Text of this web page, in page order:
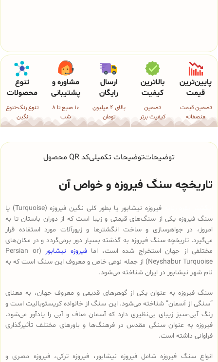
پایین‌ترین
قیمت
تضمین قیمت
منصفانه
بالاترین
کیفیت
تضمین
کیفیت برتر
ارسال
رایگان
بالای 4 میلیون
تومان
مشاوره و
پشتیبانی
10 صبح تا 8
شب
تنوع
محصولات
تنوع رنگ-تنوع
نگین
توضیحاتتوضیحات تکمیلیکد QR محصول
تاریخچه سنگ فیروزه و خواص آن
فیروزه نیشابور یا بطور کلی نگین فیروزه (Turquoise) یا
سنگ فیروزه یکی از سنگ‌های قیمتی و زیبا است که از دوران باستان تا به
امروز، در جواهرسازی و ساخت انگشترها و زیورآلات مورد استفاده قرار
می‌گیرد. تاریخچه سنگ فیروزه به گذشته بسیار دور برمی‌گردد و در مکان‌های
مختلفی از جهان استخراج شده است، امافیروزه نیشابور
(Persian or
Neyshabur Turquoise) از جمله نوعی خاص و معروف این سنگ است که به
نام شهر نیشابور در ایران شناخته می‌شود.
سنگ فیروزه به عنوان یکی از گوهرهای قدیمی و معروف جهان، به معنای
“سنگی از آسمان” شناخته می‌شود. این سنگ از خانواده کریستوبالیت است و
رنگ آبی-سبز زیبای بی‌نظیری دارد که آسمان صاف و آبی را یادآور می‌شود.
فیروزه به عنوان سنگی مقدس در فرهنگ‌ها و باورهای مختلف تأثیرگذاری
فراوانی داشته است.
انواع سنگ فیروزه شامل فیروزه نیشابور، فیروزه ترکی، فیروزه مصری و